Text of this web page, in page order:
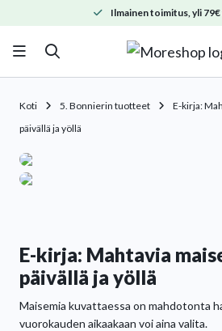
Ilmainen toimitus, yli
Koti 5. Bonnierin tuotteet
E-kirja:
päivällä ja yöllä
E-kirja: Mahtavia
päivällä ja yöllä
Maisemia kuvattaessa on mahdotonta
vuorokauden aikaakaan voi aina valita.